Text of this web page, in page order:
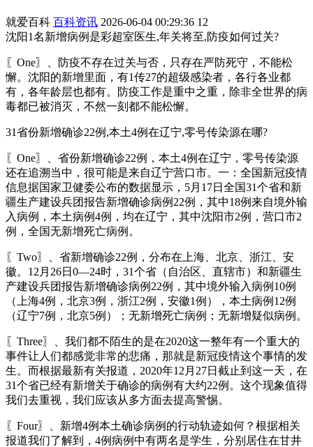
就爱百科 百科资讯 2026-06-04 00:29:36 12
沈阳1名新增病例是彩超室医生,年关将至,防疫如何过关?
〖One〗、防疫不存在过关与否，只存在严防死守，不能松
懈。沈阳的新增里面，有1传27的超级感染者，各行各业都
有，各年龄层也都有。防疫工作是重中之重，除非全世界的病
毒都已被消灭，不然一刻都不能松懈。
31省份新增确诊22例,本土4例在辽宁,零号传染源在哪?
〖One〗、省份新增确诊22例，本土4例在辽宁，零号传染源
还在追溯当中，很可能是来自辽宁营口市。一：全国新冠疫情
信息据国家卫健委公布的数据显示，5月17日全国31个省和新
疆生产建设兵团报告新增确诊病例22例，其中18例来自境外输
入病例，本土病例4例，均在辽宁，其中沈阳市2例，营口市2
例，全国无新增死亡病例。
〖Two〗、省新增确诊22例，分布在上海、北京、浙江、安
徽。12月26日0—24时，31个省（自治区、直辖市）和新疆生
产建设兵团报告新增确诊病例22例，其中境外输入病例10例
（上海4例，北京3例，浙江2例，安徽1例），本土病例12例
（辽宁7例，北京5例）；无新增死亡病例；无新增疑似病例。
〖Three〗、我们都不陌生的是在2020这一整年有一个重大的
事件让人们都感觉非常的悲痛，那就是新冠疫情这个事情的发
生。而根据最新有关报道，2020年12月27日截止到这一天，在
31个省已经有新增关于确诊的病例有大约22例。这个现象值得
我们去重视，我们应该从多方面去提高警惕。
〖Four〗、新增4例本土确诊病例的行动轨迹如何？根据相关
报道我们了解到，4例病例中有两名是学生，分别居住在甘井